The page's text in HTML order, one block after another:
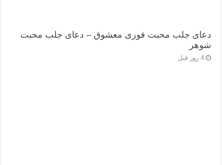
دعای جلب محبت فوری معشوق – دعای جلب محبت
شوهر
4 روز قبل